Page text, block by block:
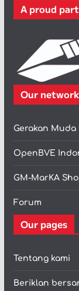
A proud
Our network
Gerakan Muda
OpenBVE
GM-MarKA
Forum
Our pages
Tentang kami
Beriklan